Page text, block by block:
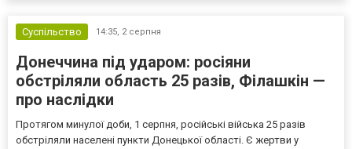
Суспільство 14:35, 2 серпня
Донеччина під ударом: росіяни
обстріляли область 25 разів, Філашкін —
про наслідки
Протягом минулої доби, 1 серпня, російські війська 25 разів
обстріляли населені пункти Донецької області. Є жертви у